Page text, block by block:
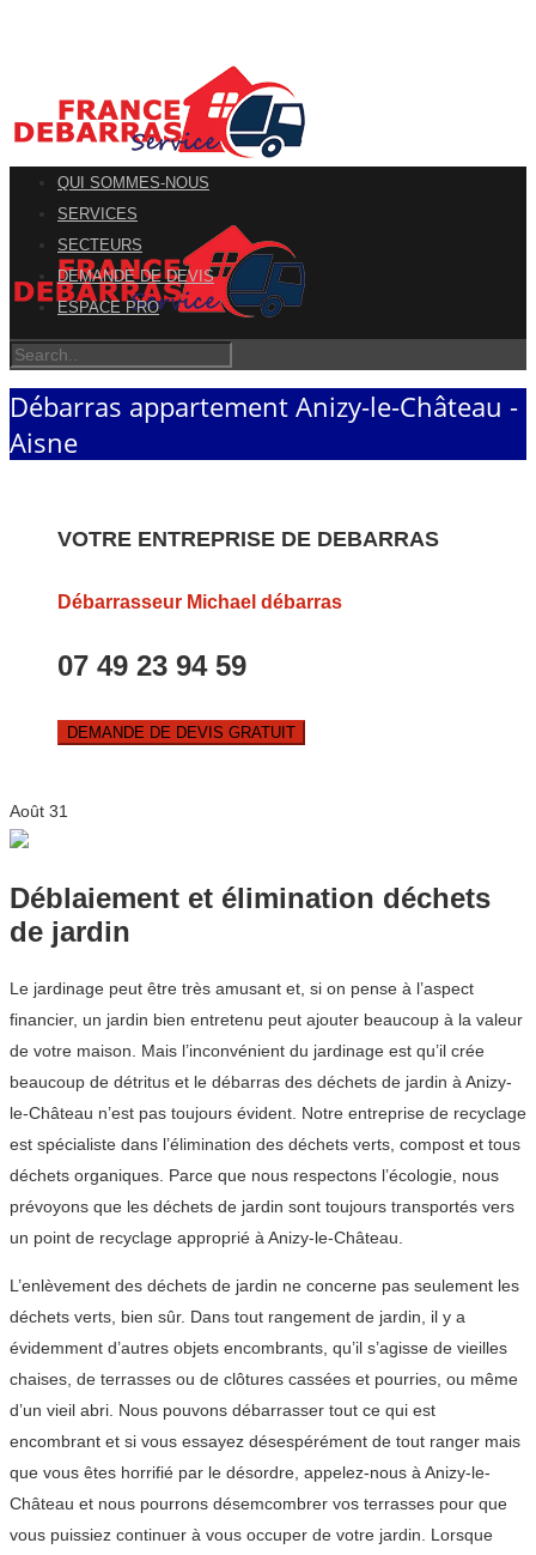
QUI SOMMES-NOUS
SERVICES
SECTEURS
DEMANDE DE DEVIS
ESPACE PRO
Débarras appartement Anizy-le-Château -
Aisne
VOTRE ENTREPRISE DE DEBARRAS
Débarrasseur Michael débarras
07 49 23 94 59
DEMANDE DE DEVIS GRATUIT
Août 31
Déblaiement et élimination déchets
de jardin
Le jardinage peut être très amusant et, si on pense à l’aspect
financier, un jardin bien entretenu peut ajouter beaucoup à la valeur
de votre maison. Mais l’inconvénient du jardinage est qu’il crée
beaucoup de détritus et le débarras des déchets de jardin à Anizy-
le-Château n’est pas toujours évident. Notre entreprise de recyclage
est spécialiste dans l’élimination des déchets verts, compost et tous
déchets organiques. Parce que nous respectons l’écologie, nous
prévoyons que les déchets de jardin sont toujours transportés vers
un point de recyclage approprié à Anizy-le-Château.
L’enlèvement des déchets de jardin ne concerne pas seulement les
déchets verts, bien sûr. Dans tout rangement de jardin, il y a
évidemment d’autres objets encombrants, qu’il s’agisse de vieilles
chaises, de terrasses ou de clôtures cassées et pourries, ou même
d’un vieil abri. Nous pouvons débarrasser tout ce qui est
encombrant et si vous essayez désespérément de tout ranger mais
que vous êtes horrifié par le désordre, appelez-nous à Anizy-le-
Château et nous pourrons désemcombrer vos terrasses pour que
vous puissiez continuer à vous occuper de votre jardin. Lorsque